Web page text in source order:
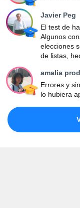
Javier Peg
El test de
Algunos
elecciones
de listas,
amalia
Errores y
lo hubiera